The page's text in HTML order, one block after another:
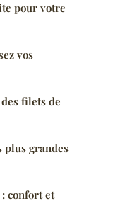
pour votre
vos
filets de
plus grandes
confort et